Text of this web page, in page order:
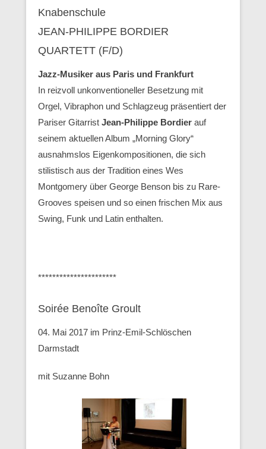
Knabenschule
JEAN-PHILIPPE BORDIER
QUARTETT (F/D)
Jazz-Musiker aus Paris und Frankfurt
In reizvoll unkonventioneller Besetzung mit
Orgel, Vibraphon und Schlagzeug präsentiert der
Pariser Gitarrist Jean-Philippe Bordier auf
seinem aktuellen Album „Morning Glory“
ausnahmslos Eigenkompositionen, die sich
stilistisch aus der Tradition eines Wes
Montgomery über George Benson bis zu Rare-
Grooves speisen und so einen frischen Mix aus
Swing, Funk und Latin enthalten.
**********************
Soirée Benoîte Groult
04. Mai 2017 im Prinz-Emil-Schlöschen
Darmstadt
mit Suzanne Bohn